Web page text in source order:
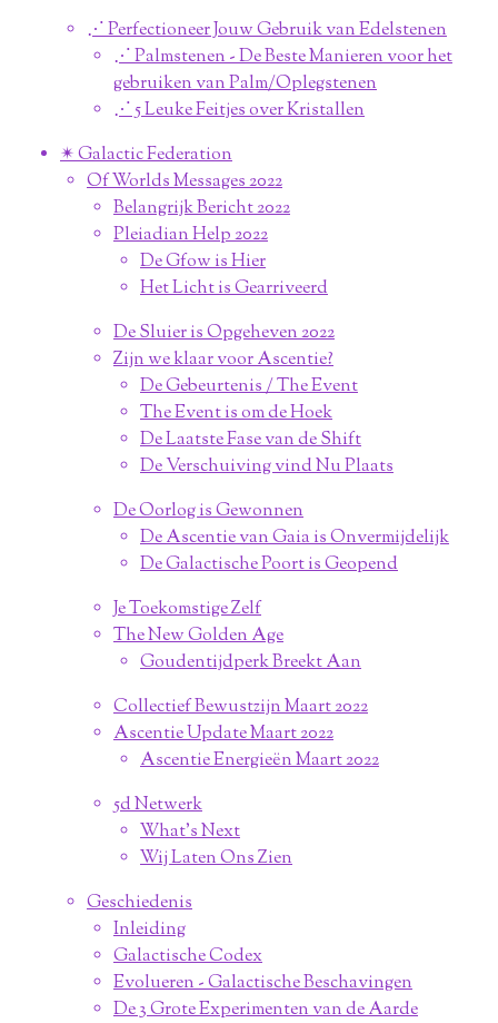
⋰ Perfectioneer Jouw Gebruik van Edelstenen
⋰ Palmstenen - De Beste Manieren voor het
gebruiken van Palm/Oplegstenen
⋰ 5 Leuke Feitjes over Kristallen
✴︎ Galactic Federation
Of Worlds Messages 2022
Belangrijk Bericht 2022
Pleiadian Help 2022
De Gfow is Hier
Het Licht is Gearriveerd
De Sluier is Opgeheven 2022
Zijn we klaar voor Ascentie?
De Gebeurtenis / The Event
The Event is om de Hoek
De Laatste Fase van de Shift
De Verschuiving vind Nu Plaats
De Oorlog is Gewonnen
De Ascentie van Gaia is Onvermijdelijk
De Galactische Poort is Geopend
Je Toekomstige Zelf
The New Golden Age
Goudentijdperk Breekt Aan
Collectief Bewustzijn Maart 2022
Ascentie Update Maart 2022
Ascentie Energieën Maart 2022
5d Netwerk
What's Next
Wij Laten Ons Zien
Geschiedenis
Inleiding
Galactische Codex
Evolueren - Galactische Beschavingen
De 3 Grote Experimenten van de Aarde